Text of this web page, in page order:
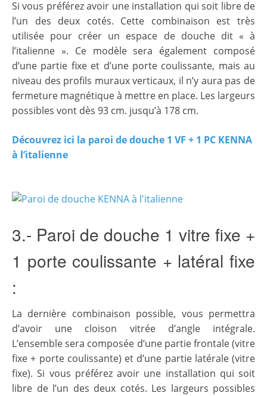
Si vous préférez avoir une installation qui soit libre de
l’un des deux cotés. Cette combinaison est très
utilisée pour créer un espace de douche dit « à
l’italienne ». Ce modèle sera également composé
d’une partie fixe et d’une porte coulissante, mais au
niveau des profils muraux verticaux, il n’y aura pas de
fermeture magnétique à mettre en place. Les largeurs
possibles vont dès 93 cm. jusqu’à 178 cm.
Découvrez ici la paroi de douche 1 VF + 1 PC KENNA
à l’italienne
3.- Paroi de douche 1 vitre fixe +
1 porte coulissante + latéral fixe
:
La dernière combinaison possible, vous permettra
d’avoir une cloison vitrée d’angle intégrale.
L’ensemble sera composée d’une partie frontale (vitre
fixe + porte coulissante) et d’une partie latérale (vitre
fixe). Si vous préférez avoir une installation qui soit
libre de l’un des deux cotés. Les largeurs possibles